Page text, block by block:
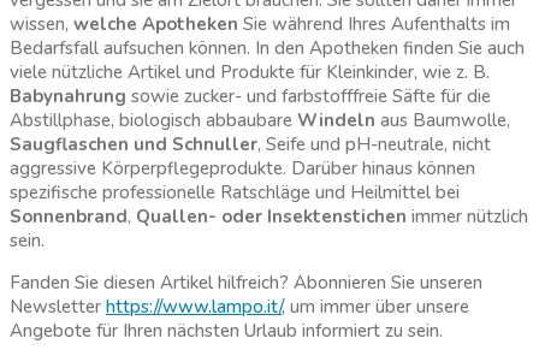
wissen, welche Apotheken Sie während Ihres Aufenthalts im
Bedarfsfall aufsuchen können. In den Apotheken finden Sie auch
viele nützliche Artikel und Produkte für Kleinkinder, wie z. B.
Babynahrung sowie zucker- und farbstofffreie Säfte für die
Abstillphase, biologisch abbaubare Windeln aus Baumwolle,
Saugflaschen und Schnuller, Seife und pH-neutrale, nicht
aggressive Körperpflegeprodukte. Darüber hinaus können
spezifische professionelle Ratschläge und Heilmittel bei
Sonnenbrand, Quallen- oder Insektenstichen immer nützlich
sein.
Fanden Sie diesen Artikel hilfreich? Abonnieren Sie unseren
Newsletter https://www.lampo.it/, um immer über unsere
Angebote für Ihren nächsten Urlaub informiert zu sein.